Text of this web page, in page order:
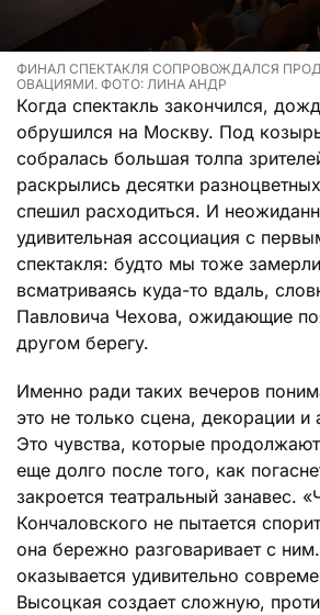
ФИНАЛ СПЕКТАКЛЯ СОПРОВОЖДАЛСЯ
ОВАЦИЯМИ. ФОТО: ЛИНА АНДР
Когда спектакль закончился,
обрушился на Москву. Под
собралась большая толпа
раскрылись десятки
спешил расходиться. И
удивительная ассоциация с
спектакля: будто мы тоже
всматриваясь куда-то вдаль,
Павловича Чехова, ожидающие
другом берегу.
Именно ради таких вечеров
это не только сцена, декорации и
Это чувства, которые
еще долго после того, как
закроется театральный занавес.
Кончаловского не пытается
она бережно разговаривает с
оказывается удивительно
Высоцкая создает сложную,